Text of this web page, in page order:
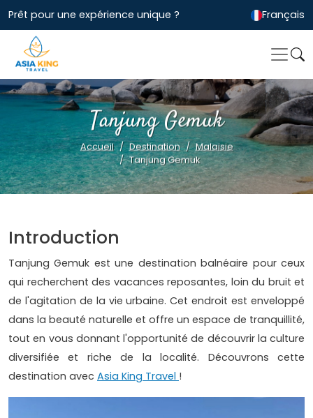
Prêt pour une expérience unique ? Français
Tanjung Gemuk
Accueil Destination
Malaisie
Tanjung Gemuk
Introduction
Tanjung Gemuk est une destination balnéaire pour ceux
qui recherchent des vacances reposantes, loin du bruit et
de l'agitation de la vie urbaine. Cet endroit est enveloppé
dans la beauté naturelle et offre un espace de tranquillité,
tout en vous donnant l'opportunité de découvrir la culture
diversifiée et riche de la localité. Découvrons cette
destination avec Asia King Travel !